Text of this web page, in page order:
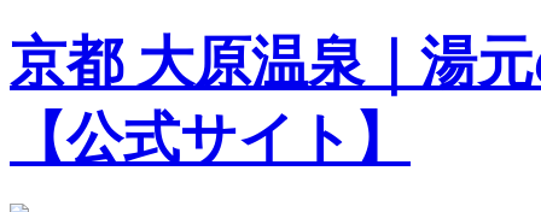
京都 大原温泉｜湯
【公式サイト】